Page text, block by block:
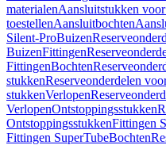
materialenAansluitstukken
toestellenAansluitbochten
Silent-ProBuizen
BuizenFittingen
FittingenBochten
stukkenReserveonderdelen
stukkenVerlopen
VerlopenOntstoppingsstukken
OntstoppingsstukkenFittingen
Fittingen SuperTubeBochten